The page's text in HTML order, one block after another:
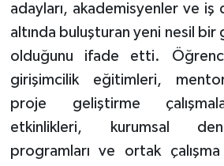
adayları, akademisyenler ve iş
altında buluşturan yeni nesil bir
olduğunu ifade etti.
girişimcilik eğitimleri,
proje geliştirme
etkinlikleri, kurumsal
programları ve ortak çalışma